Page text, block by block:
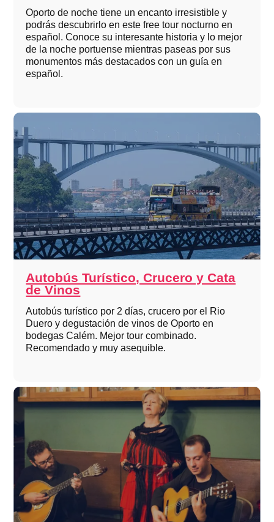
Oporto de noche tiene un encanto irresistible y
podrás descubrirlo en este free tour nocturno en
español. Conoce su interesante historia y lo mejor
de la noche portuense mientras paseas por sus
monumentos más destacados con un guía en
español.
Autobús Turístico, Crucero y Cata
de Vinos
Autobús turístico por 2 días, crucero por el Rio
Duero y degustación de vinos de Oporto en
bodegas Calém. Mejor tour combinado.
Recomendado y muy asequible.